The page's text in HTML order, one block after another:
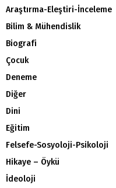
Araştırma-Eleştiri-İnceleme
Bilim & Mühendislik
Biografi
Çocuk
Deneme
Diğer
Dini
Eğitim
Felsefe-Sosyoloji-Psikoloji
Hikaye – Öykü
İdeoloji